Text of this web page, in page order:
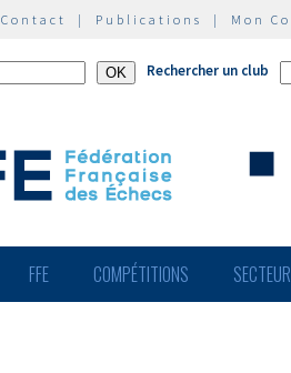
Contact | Publications | Mon
Rechercher un club
FFE COMPÉTITIONS